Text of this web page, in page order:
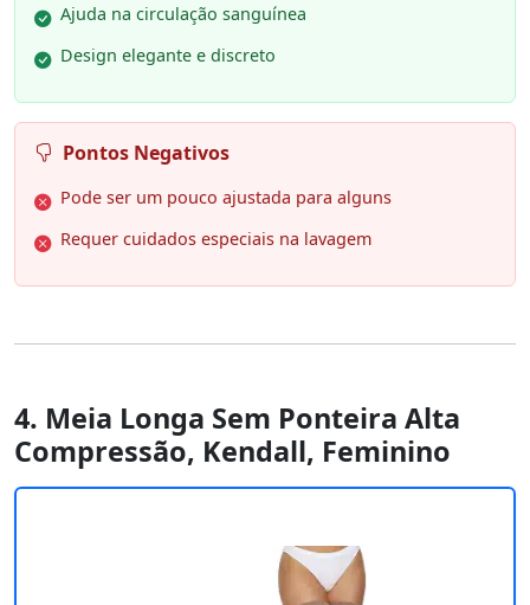
Ajuda na circulação sanguínea
Design elegante e discreto
Pontos Negativos
Pode ser um pouco ajustada para alguns
Requer cuidados especiais na lavagem
4. Meia Longa Sem Ponteira Alta
Compressão, Kendall, Feminino